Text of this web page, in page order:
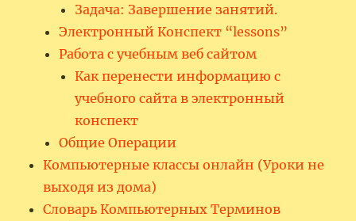
Задача: Завершение занятий.
Электронный Конспект “lessons”
Работа с учебным веб сайтом
Как перенести информацию с
учебного сайта в электронный
конспект
Общие Операции
Компьютерные классы онлайн (Уроки не
выходя из дома)
Словарь Компьютерных Терминов